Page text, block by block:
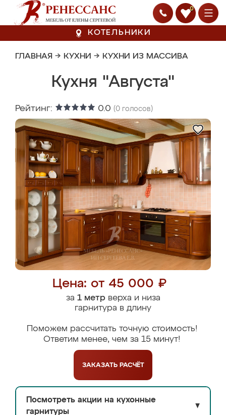
0
КОТЕЛЬНИКИ
ГЛАВНАЯ → КУХНИ → КУХНИ ИЗ МАССИВА
Кухня "Августа"
Рейтинг: 0.0 (0 голосов)
Цена: от 45 000 ₽
за 1 метрверха и низа
гарнитура в длину
Поможем рассчитать точную стоимость!
Ответим менее, чем за 15 минут!
ЗАКАЗАТЬ РАСЧЁТ
Посмотреть акции на кухонные
гарнитуры
▼